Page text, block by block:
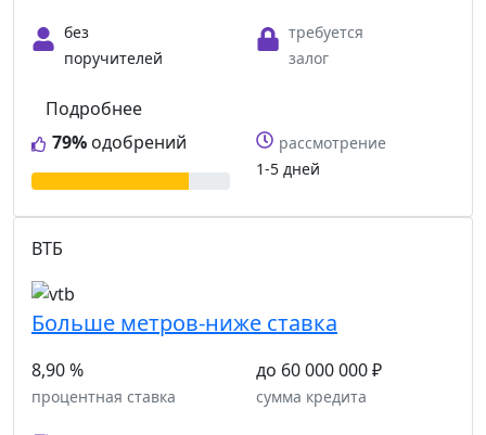
без
поручителей
требуется
залог
79% одобрений
Подробнее
рассмотрение
1-5 дней
ВТБ
Больше метров-ниже ставка
8,90 %
процентная ставка
до 60 000 000 ₽
сумма кредита